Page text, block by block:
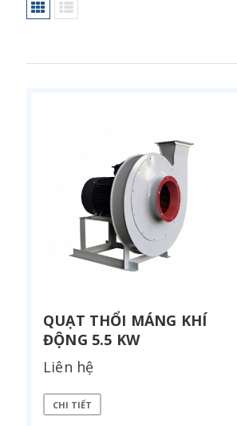
QUẠT THỔI MÁNG KHÍ
ĐỘNG 5.5 KW
Liên hệ
CHI TIẾT